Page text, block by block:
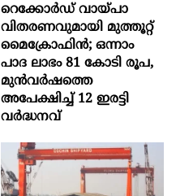
റെക്കോർഡ് വായ്പാ
വിതരണവുമായി മുത്തൂറ്റ്
മൈക്രോഫിൻ; ഒന്നാം
പാദ ലാഭം 81 കോടി രൂപ,
മുൻവർഷത്തെ
അപേക്ഷിച്ച് 12 ഇരട്ടി
വർദ്ധനവ്